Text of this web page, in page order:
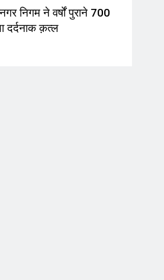
इश्क परिंदे ओटीटी फिल्म की
शनिवार को आर जी भवन में